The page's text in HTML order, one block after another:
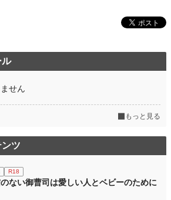
ル
せん
もっと見る
ツ
R18
ない御曹司は愛しい人とベビーのために